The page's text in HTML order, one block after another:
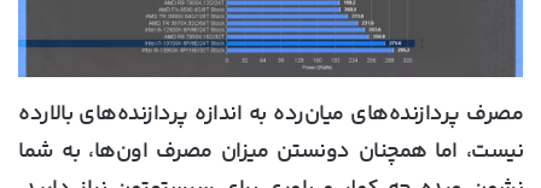
مصرف پردازنده‌های میان‌رده به اندازه پردازنده‌های بالارده
نیست، اما همچنان دونستن میزان مصرف اون‌ها، به شما